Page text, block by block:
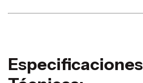
Especificaciones